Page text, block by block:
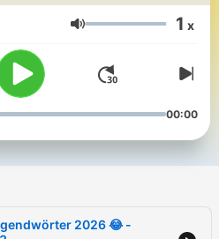
📧Anfragen:
Volume 1 x
00:00
2026 😂 -